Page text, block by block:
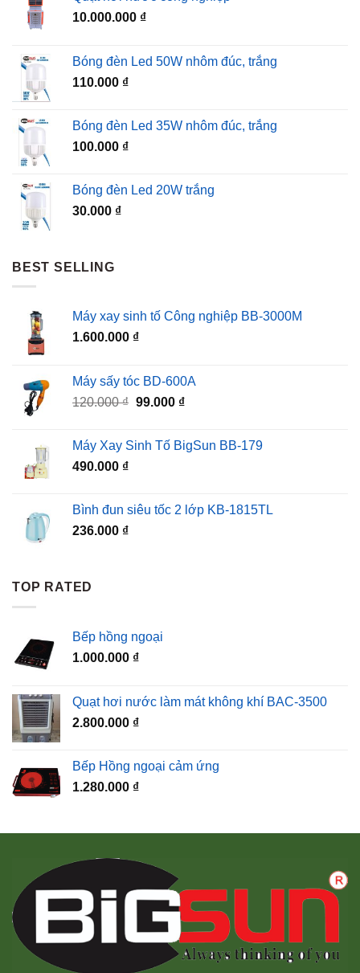
10.000.000 ₫
Bóng đèn Led 50W nhôm đúc, trắng
110.000 ₫
Bóng đèn Led 35W nhôm đúc, trắng
100.000 ₫
Bóng đèn Led 20W trắng
30.000 ₫
BEST SELLING
Máy xay sinh tố Công nghiệp BB-3000M
1.600.000 ₫
Máy sấy tóc BD-600A
120.000₫ Giá
120.000 ₫.
99.000 ₫Giá
là:
Máy Xay Sinh Tố BigSun BB-179
490.000 ₫
Bình đun siêu tốc 2 lớp KB-1815TL
236.000 ₫
TOP RATED
Bếp hồng ngoại
1.000.000 ₫
Quạt hơi nước làm mát không khí BAC-3500
2.800.000 ₫
Bếp Hồng ngoại cảm ứng
1.280.000 ₫